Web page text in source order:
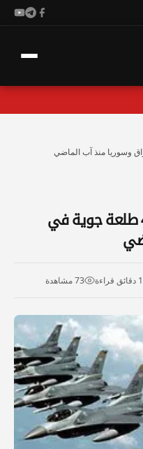
التحالف الدولي ينفذ 4100 طلعة جوية في
1 دقائق قراءة 73 مشاهدة